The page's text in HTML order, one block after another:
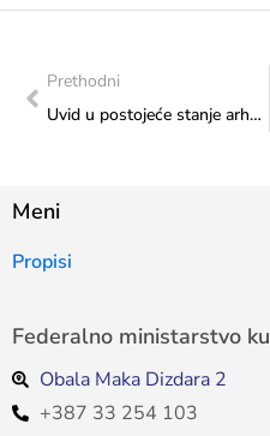
Prethodni
Uvid u postojeće stanje arheoloških lokaliteta na ili u okolini prostora planirane rekonstrukcije ceste M17.3 Neum-Stolac
Meni
Propisi
Federalno ministarstvo
Obala Maka Dizdara 2
+387 33 254 103